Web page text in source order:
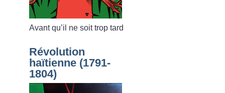
Avant qu’il ne soit trop tard
Révolution
haïtienne (1791-
1804)